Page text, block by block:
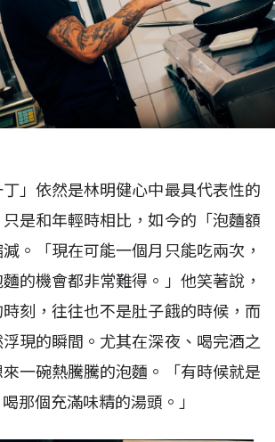
」依然是林明健心中最具代表性的
是和年輕時相比，如今的「泡麵額
。「現在可能一個月只能吃兩次，
的機會都非常難得。」他笑著說，
刻，往往也不是肚子餓的時候，而
現的瞬間。尤其在深夜、喝完酒之
一碗熱騰騰的泡麵。「有時候就是
那個充滿味精的湯頭。」